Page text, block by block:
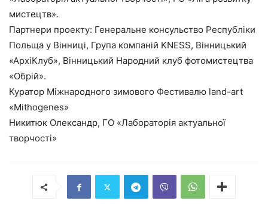
мистецтв».
Партнери проекту: Генеральне консульство Республіки
Польща у Вінниці, Група компаній KNESS, Вінницький
«АрхіКлуб», Вінницький Народний клуб фотомистецтва
«Обрій».
Куратор Міжнародного зимового Фестивалю land-art
«Mithogenes»
Никитюк Олександр, ГО «Лабораторія актуальної
творчості»